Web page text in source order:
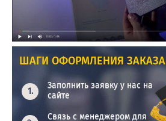
ШАГИ ОФОРМЛЕНИЯ ЗАКАЗА
Заполнить заявку у нас на
сайте
Связь с менеджером для